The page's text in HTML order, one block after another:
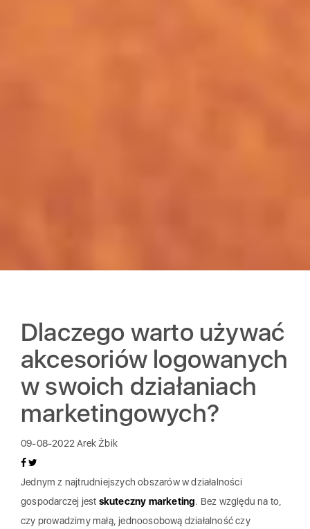
Dlaczego warto używać
akcesoriów logowanych
w swoich działaniach
marketingowych?
09-08-2022Arek Żbik
Jednym z najtrudniejszych obszarów w działalności
gospodarczej jest skuteczny marketing. Bez względu na to,
czy prowadzimy małą, jednoosobową działalność czy